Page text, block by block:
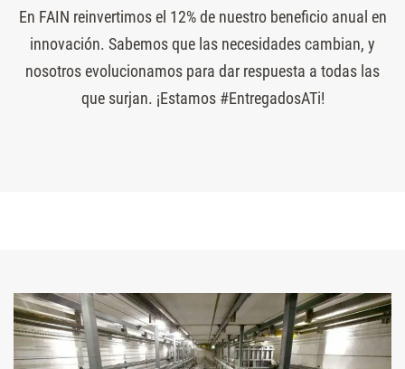
En FAIN reinvertimos el 12% de nuestro beneficio anual en
innovación. Sabemos que las necesidades cambian, y
nosotros evolucionamos para dar respuesta a todas las
que surjan. ¡Estamos #EntregadosATi!